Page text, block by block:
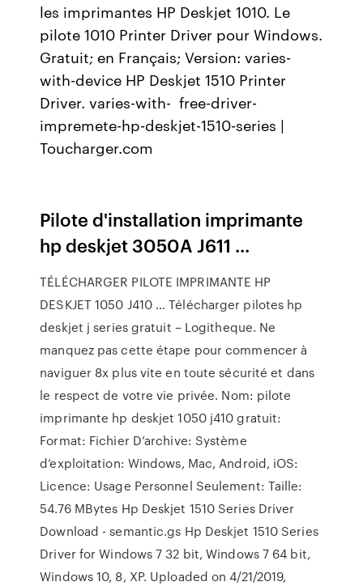
les imprimantes HP Deskjet 1010. Le
pilote 1010 Printer Driver pour Windows.
Gratuit; en Français; Version: varies-
with-device HP Deskjet 1510 Printer
Driver. varies-with- free-driver-
impremete-hp-deskjet-1510-series |
Toucharger.com
Pilote d'installation imprimante
hp deskjet 3050A J611 ...
TÉLÉCHARGER PILOTE IMPRIMANTE HP
DESKJET 1050 J410 … Télécharger pilotes hp
deskjet j series gratuit – Logitheque. Ne
manquez pas cette étape pour commencer à
naviguer 8x plus vite en toute sécurité et dans
le respect de votre vie privée. Nom: pilote
imprimante hp deskjet 1050 j410 gratuit:
Format: Fichier D’archive: Système
d’exploitation: Windows, Mac, Android, iOS:
Licence: Usage Personnel Seulement: Taille:
54.76 MBytes Hp Deskjet 1510 Series Driver
Download - semantic.gs Hp Deskjet 1510 Series
Driver for Windows 7 32 bit, Windows 7 64 bit,
Windows 10, 8, XP. Uploaded on 4/21/2019,